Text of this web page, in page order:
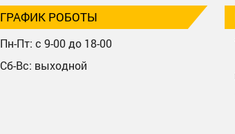
ГРАФИК РОБОТЫ
Пн-Пт: с 9-00 до 18-00
Сб-Вс: выходной